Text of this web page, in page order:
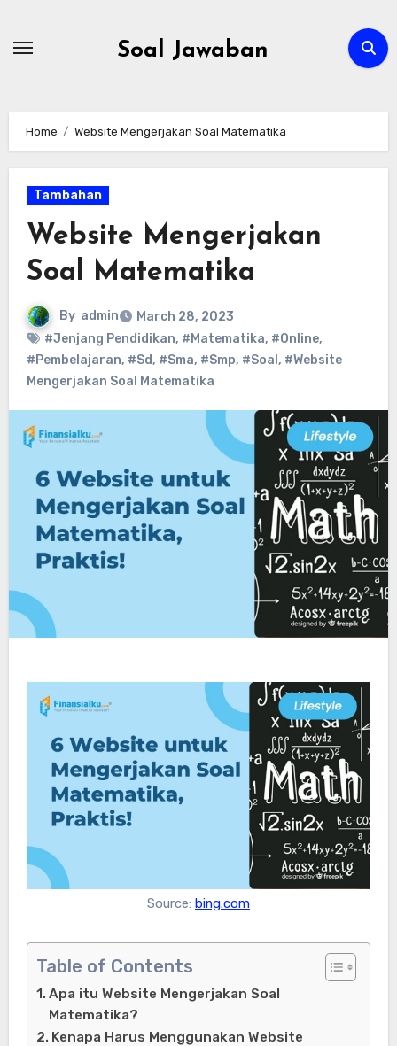
Soal Jawaban
Home Website Mengerjakan Soal Matematika
Tambahan
Website Mengerjakan
Soal Matematika
By admin
March 28, 2023
#Jenjang Pendidikan, #Matematika, #Online,
#Pembelajaran, #Sd, #Sma, #Smp, #Soal , #Website
Mengerjakan Soal Matematika
Source: bing.com
Table of Contents
Apa itu Website Mengerjakan Soal
Matematika?
Kenapa Harus Menggunakan Website